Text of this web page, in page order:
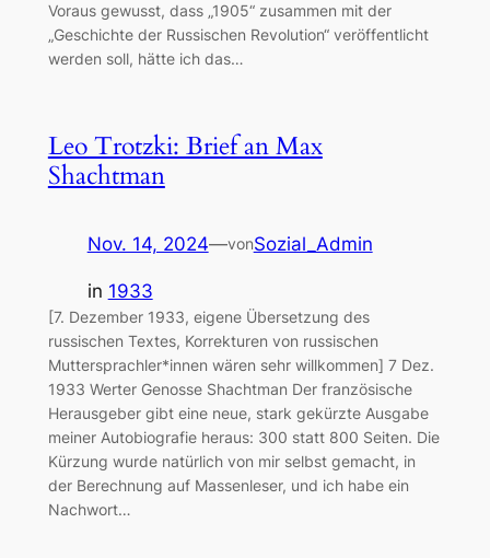
Voraus gewusst, dass „1905“ zusammen mit der
„Geschichte der Russischen Revolution“ veröffentlicht
werden soll, hätte ich das…
Leo Trotzki: Brief an Max
Shachtman
Nov. 14, 2024—vonSozial_Admin
in 1933
[7. Dezember 1933, eigene Übersetzung des
russischen Textes, Korrekturen von russischen
Muttersprachler*innen wären sehr willkommen] 7 Dez.
1933 Werter Genosse Shachtman Der französische
Herausgeber gibt eine neue, stark gekürzte Ausgabe
meiner Autobiografie heraus: 300 statt 800 Seiten. Die
Kürzung wurde natürlich von mir selbst gemacht, in
der Berechnung auf Massenleser, und ich habe ein
Nachwort…